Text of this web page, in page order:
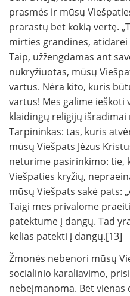
prasmės ir mūsų
prarastų bet kokią vertę.
mirties grandines,
Taip, užžengdamas ant
nukryžiuotas, mūsų
vartus. Nėra kito, kuris
vartus! Mes galime ieškoti
klaidingų religijų išradimai
Tarpininkas: tas, kuris
mūsų Viešpats Jėzus
neturime pasirinkimo: tie,
Viešpaties kryžių,
mūsų Viešpats sakė pats:
Taigi mes privalome
patektume į dangų. Tad
kelias patekti į dangų.[13]
Žmonės nebenori mūsų
socialinio karaliavimo,
nebeįmanoma. Bet vienas